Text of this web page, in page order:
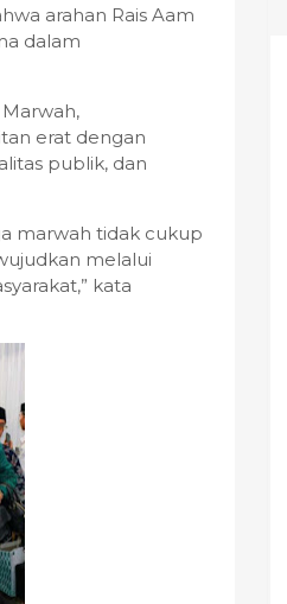
arahan Rais Aam
dalam
erat dengan
publik, dan
marwah tidak cukup
melalui
kata